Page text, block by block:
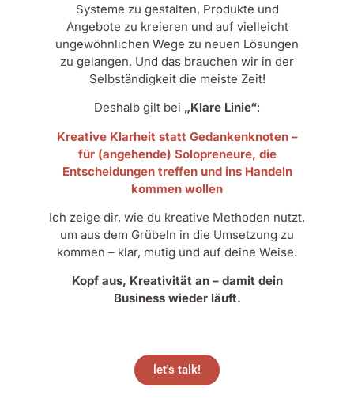
Systeme zu gestalten, Produkte und
Angebote zu kreieren und auf vielleicht
ungewöhnlichen Wege zu neuen Lösungen
zu gelangen. Und das brauchen wir in der
Selbständigkeit die meiste Zeit!
Deshalb gilt bei „Klare Linie“:
Kreative Klarheit statt Gedankenknoten –
für (angehende) Solopreneure, die
Entscheidungen treffen und ins Handeln
kommen wollen
Ich zeige dir, wie du kreative Methoden nutzt,
um aus dem Grübeln in die Umsetzung zu
kommen – klar, mutig und auf deine Weise.
Kopf aus, Kreativität an – damit dein
Business wieder läuft.
let's talk!